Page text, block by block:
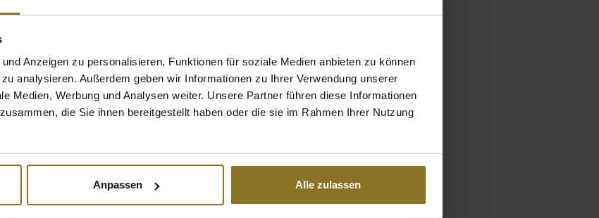
Anzeigen zu personalisieren, Funktionen für soziale Medien anbieten zu können
analysieren. Außerdem geben wir Informationen zu Ihrer Verwendung unserer
Medien, Werbung und Analysen weiter. Unsere Partner führen diese Informationen
die Sie ihnen bereitgestellt haben oder die sie im Rahmen Ihrer Nutzung
Anpassen Alle zulassen
mit
für einen
Look